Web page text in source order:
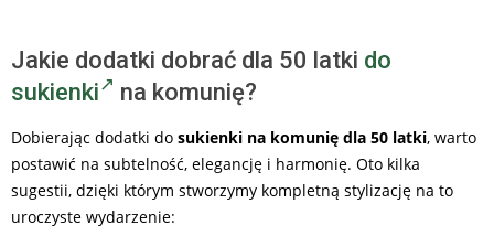
Jakie dodatki dobrać dla 50 latki do
sukienki
na komunię?
Dobierając dodatki do sukienki na komunię dla 50 latki, warto
postawić na subtelność, elegancję i harmonię. Oto kilka
sugestii, dzięki którym stworzymy kompletną stylizację na to
uroczyste wydarzenie: